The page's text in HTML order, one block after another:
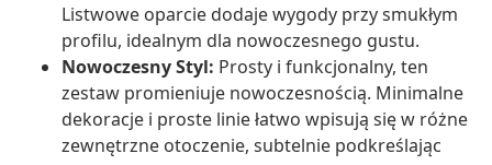
Listwowe oparcie dodaje wygody przy smukłym
profilu, idealnym dla nowoczesnego gustu.
Nowoczesny Styl: Prosty i funkcjonalny, ten
zestaw promieniuje nowoczesnością. Minimalne
dekoracje i proste linie łatwo wpisują się w różne
zewnętrzne otoczenie, subtelnie podkreślając